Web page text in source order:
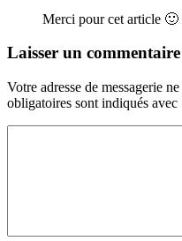
Merci pour cet article 🙂
Laisser un commentaire
Votre adresse de messagerie
obligatoires sont indiqués avec